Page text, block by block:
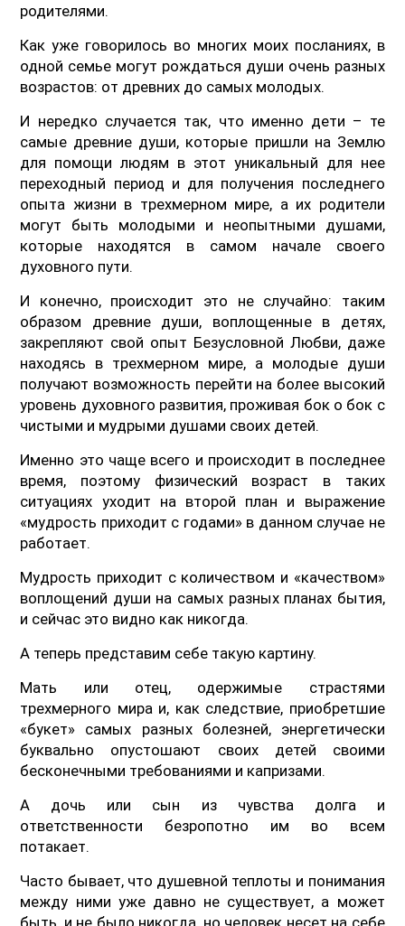
родителями.
Как уже говорилось во многих моих посланиях, в
одной семье могут рождаться души очень разных
возрастов: от древних до самых молодых.
И нередко случается так, что именно дети – те
самые древние души, которые пришли на Землю
для помощи людям в этот уникальный для нее
переходный период и для получения последнего
опыта жизни в трехмерном мире, а их родители
могут быть молодыми и неопытными душами,
которые находятся в самом начале своего
духовного пути.
И конечно, происходит это не случайно: таким
образом древние души, воплощенные в детях,
закрепляют свой опыт Безусловной Любви, даже
находясь в трехмерном мире, а молодые души
получают возможность перейти на более высокий
уровень духовного развития, проживая бок о бок с
чистыми и мудрыми душами своих детей.
Именно это чаще всего и происходит в последнее
время, поэтому физический возраст в таких
ситуациях уходит на второй план и выражение
«мудрость приходит с годами» в данном случае не
работает.
Мудрость приходит с количеством и «качеством»
воплощений души на самых разных планах бытия,
и сейчас это видно как никогда.
А теперь представим себе такую картину.
Мать или отец, одержимые страстями
трехмерного мира и, как следствие, приобретшие
«букет» самых разных болезней, энергетически
буквально опустошают своих детей своими
бесконечными требованиями и капризами.
А дочь или сын из чувства долга и
ответственности безропотно им во всем
потакает.
Часто бывает, что душевной теплоты и понимания
между ними уже давно не существует, а может
быть, и не было никогда, но человек несет на себе